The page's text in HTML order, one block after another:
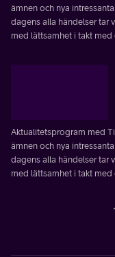
ämnen och nya
dagens alla händelser tar
med lättsamhet i takt med
Aktualitetsprogram med
ämnen och nya
dagens alla händelser tar
med lättsamhet i takt med